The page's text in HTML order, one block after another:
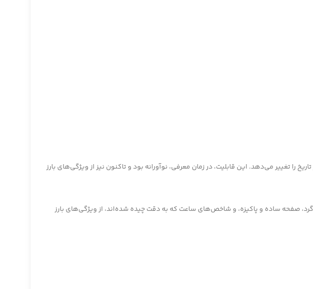
تغییر می‌دهد. این قابلیت، در زمان معرفی، نوآورانه بود و تاکنون نیز از ویژگی‌های بارز
صفحه ساده و پاکیزه، و شاخص‌های ساعت که به دقت چیده شده‌اند، از ویژگی‌های بارز